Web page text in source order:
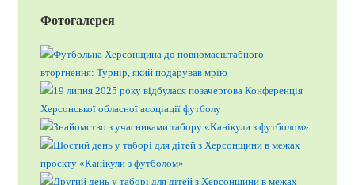
Фотогалерея